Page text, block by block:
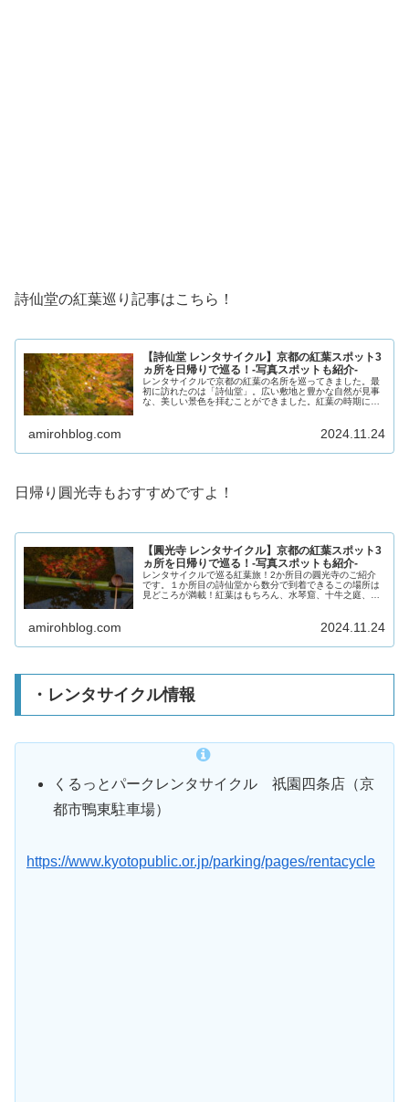
詩仙堂の紅葉巡り記事はこちら！
【詩仙堂 レンタサイクル】京都の紅葉スポット3
ヵ所を日帰りで巡る！-写真スポットも紹介-
レンタサイクルで京都の紅葉の名所を巡ってきました。最
初に訪れたのは「詩仙堂」。広い敷地と豊かな自然が見事
な、美しい景色を拝むことができました。紅葉の時期に行
amirohblog.com 2024.11.24
日帰り圓光寺もおすすめですよ！
【圓光寺 レンタサイクル】京都の紅葉スポット3
ヵ所を日帰りで巡る！-写真スポットも紹介-
レンタサイクルで巡る紅葉旅！2か所目の圓光寺のご紹介
です。１か所目の詩仙堂から数分で到着できるこの場所は
見どころが満載！紅葉はもちろん、水琴窟、十牛之庭、挙
晴れた日の夕方ごろに訪れてみてください！
amirohblog.com 2024.11.24
・レンタサイクル情報
くるっとパークレンタサイクル 祇園四条店（京
都市鴨東駐車場）
https://www.kyotopublic.or.jp/parking/pages/rentacycle